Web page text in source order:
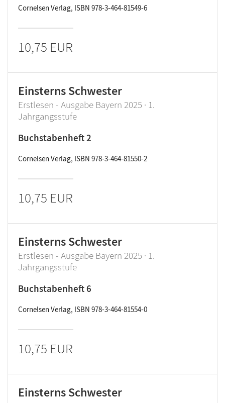
Cornelsen Verlag, ISBN 978-3-464-81549-6
10,75 EUR
Einsterns Schwester
Erstlesen - Ausgabe Bayern 2025 · 1.
Jahrgangsstufe
Buchstabenheft 2
Cornelsen Verlag, ISBN 978-3-464-81550-2
10,75 EUR
Einsterns Schwester
Erstlesen - Ausgabe Bayern 2025 · 1.
Jahrgangsstufe
Buchstabenheft 6
Cornelsen Verlag, ISBN 978-3-464-81554-0
10,75 EUR
Einsterns Schwester